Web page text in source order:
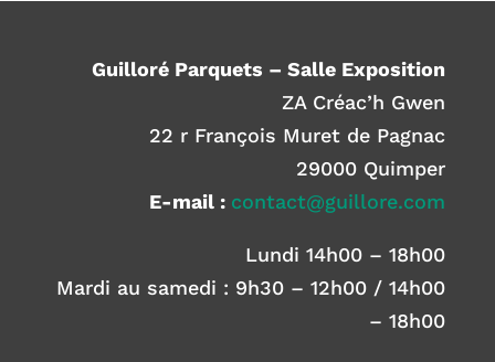
Guilloré Parquets – Salle Exposition
ZA Créac’h Gwen
22 r François Muret de Pagnac
29000 Quimper
E-mail : contact@guillore.com
Lundi 14h00 – 18h00
Mardi au samedi : 9h30 – 12h00 / 14h00
– 18h00